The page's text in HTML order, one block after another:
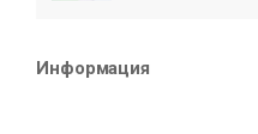
Информация